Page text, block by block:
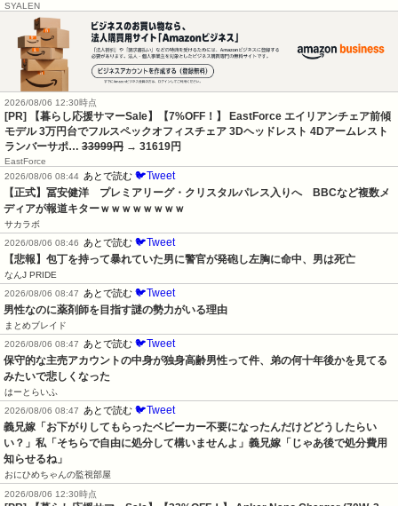
SYALEN
2026/08/06 12:30時点
[PR] 【暮らし応援サマーSale】【7%OFF！】 EastForce エイリアンチェア前傾
モデル 3万円台でフルスペックオフィスチェア 3Dヘッドレスト 4Dアームレスト
ランバーサポ… 33999円 → 31619円
EastForce
2026/08/06 08:44 あとで読む 🐦Tweet
【正式】冨安健洋　プレミアリーグ・クリスタルパレス入りへ　BBCなど複数メ
ディアが報道キターｗｗｗｗｗｗｗｗ
サカラボ
2026/08/06 08:46
あとで読む 🐦Tweet
【悲報】包丁を持って暴れていた男に警官が発砲し左胸に命中、男は死亡
なんJ PRIDE
2026/08/06 08:47
あとで読む 🐦Tweet
男性なのに薬剤師を目指す謎の勢力がいる理由
まとめブレイド
2026/08/06 08:47
あとで読む 🐦Tweet
保守的な主売アカウントの中身が独身高齢男性って件、弟の何十年後かを見てる
みたいで悲しくなった
はーとらいふ
2026/08/06 08:47
あとで読む 🐦Tweet
義兄嫁「お下がりしてもらったベビーカー不要になったんだけどどうしたらい
い？」私「そちらで自由に処分して構いませんよ」義兄嫁「じゃあ後で処分費用
知らせるね」
おにひめちゃんの監視部屋
2026/08/06 12:30時点